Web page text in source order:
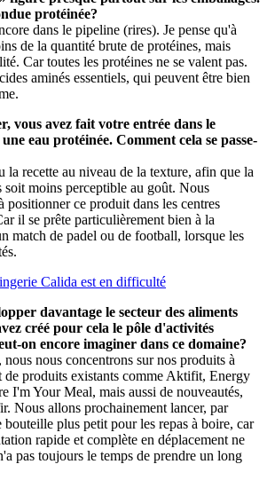
protéinée?
dans le pipeline (rires). Je pense qu'à
de la quantité brute de protéines, mais
Car toutes les protéines ne se valent pas.
aminés essentiels, qui peuvent être bien
vous avez fait votre entrée dans le
eau protéinée. Comment cela se passe-
la recette au niveau de la texture, afin que la
soit moins perceptible au goût. Nous
positionner ce produit dans les centres
il se prête particulièrement bien à la
match de padel ou de football, lorsque les
Calida est en difficulté
davantage le secteur des aliments
créé pour cela le pôle d'activités
on encore imaginer dans ce domaine?
nous concentrons sur nos produits à
de produits existants comme Aktifit, Energy
I'm Your Meal, mais aussi de nouveautés,
Nous allons prochainement lancer, par
plus petit pour les repas à boire, car
rapide et complète en déplacement ne
pas toujours le temps de prendre un long